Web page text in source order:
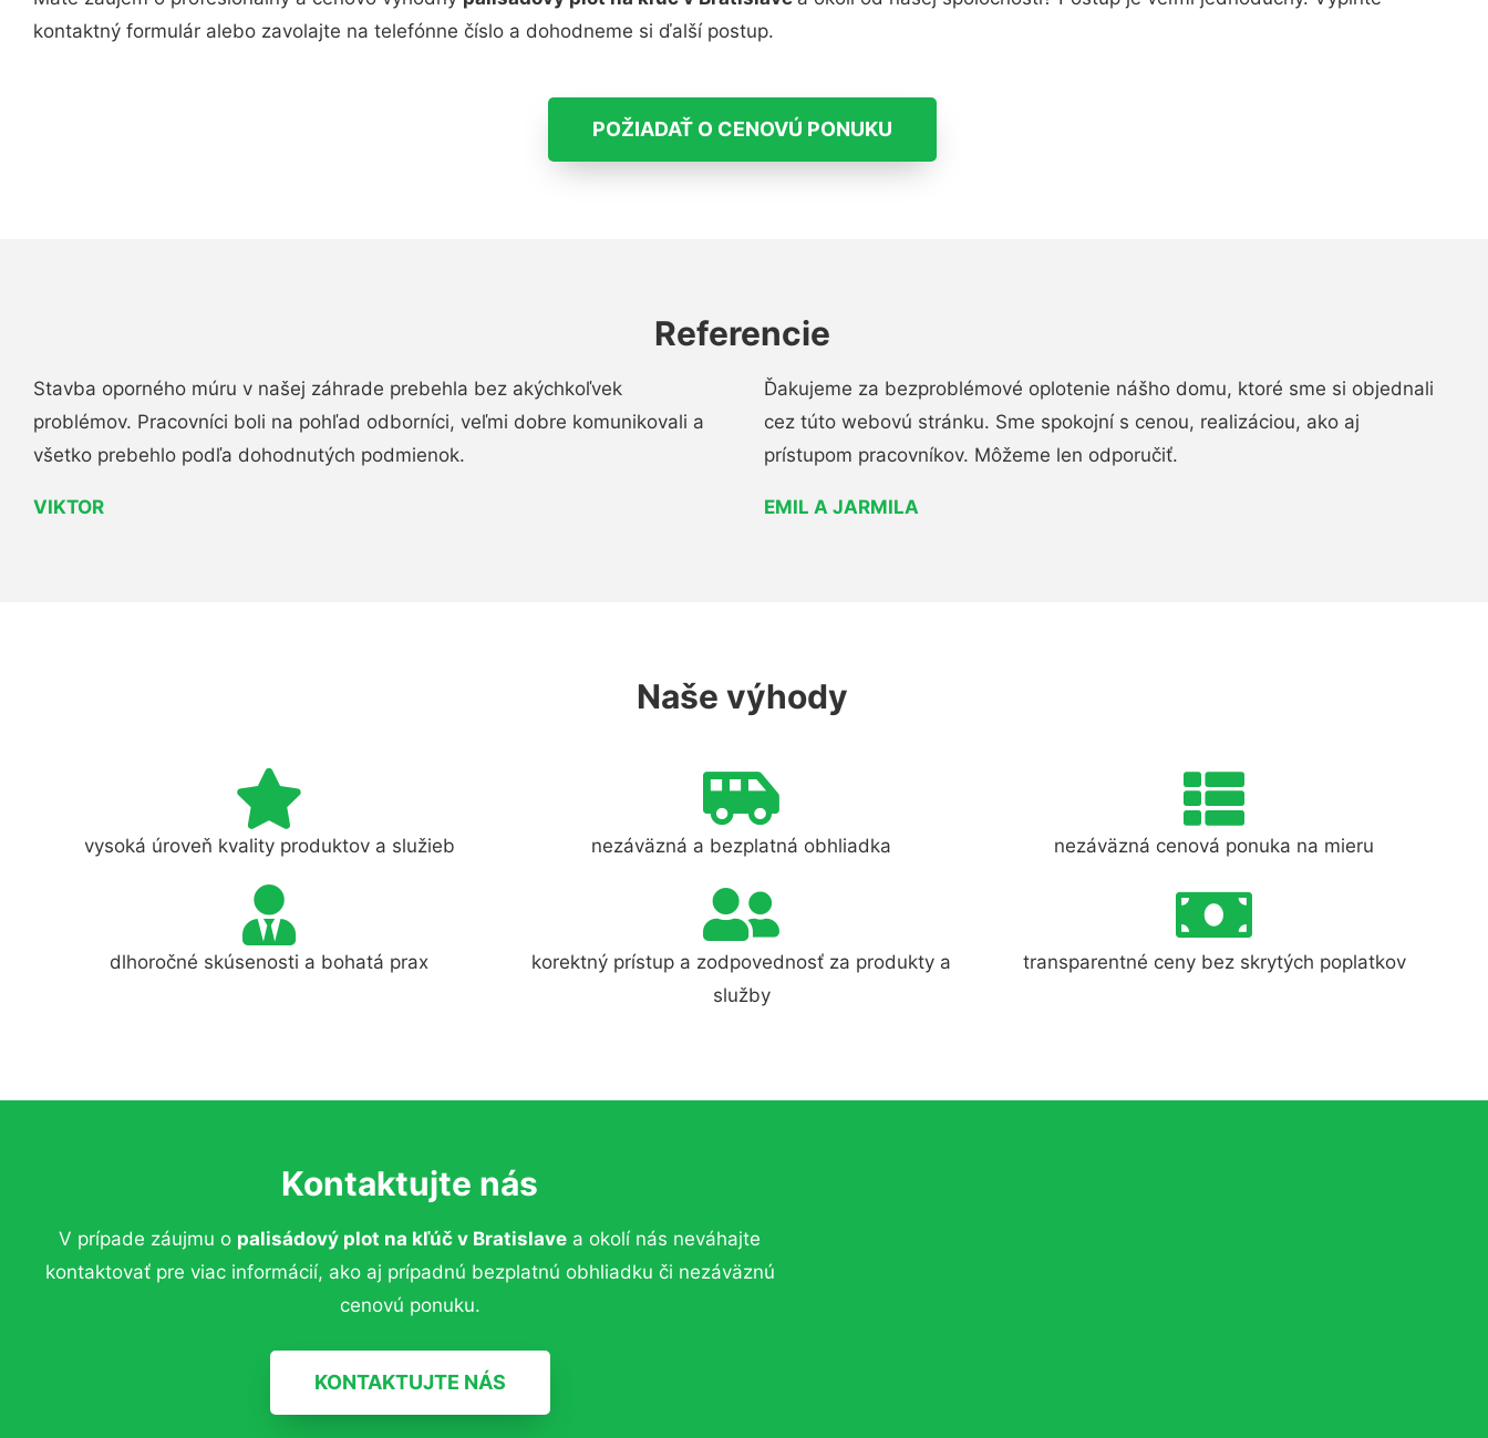
kontaktný formulár alebo zavolajte na telefónne číslo a dohodneme si ďalší postup.
POŽIADAŤ O CENOVÚ PONUKU
Referencie
Stavba oporného múru v našej záhrade prebehla bez akýchkoľvek
problémov. Pracovníci boli na pohľad odborníci, veľmi dobre komunikovali a
všetko prebehlo podľa dohodnutých podmienok.
VIKTOR
Ďakujeme za bezproblémové oplotenie nášho domu, ktoré sme si objednali
cez túto webovú stránku. Sme spokojní s cenou, realizáciou, ako aj
prístupom pracovníkov. Môžeme len odporučiť.
EMIL A JARMILA
Naše výhody
vysoká úroveň kvality produktov a služieb nezáväzná a bezplatná obhliadka nezáväzná cenová ponuka na mieru
dlhoročné skúsenosti a bohatá prax
korektný prístup a zodpovednosť za produkty a
služby
transparentné ceny bez skrytých poplatkov
Kontaktujte nás
V prípade záujmu o palisádový plot na kľúč v Bratislave a okolí nás neváhajte
kontaktovať pre viac informácií, ako aj prípadnú bezplatnú obhliadku či nezáväznú
cenovú ponuku.
KONTAKTUJTE NÁS